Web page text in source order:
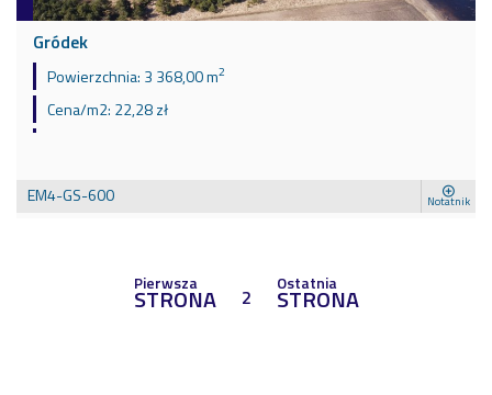
Gródek
Powierzchnia: 3 368,00 m2
Cena/m2: 22,28 zł
EM4-GS-600 Notatnik
Pierwsza
STRONA 2
Ostatnia
STRONA